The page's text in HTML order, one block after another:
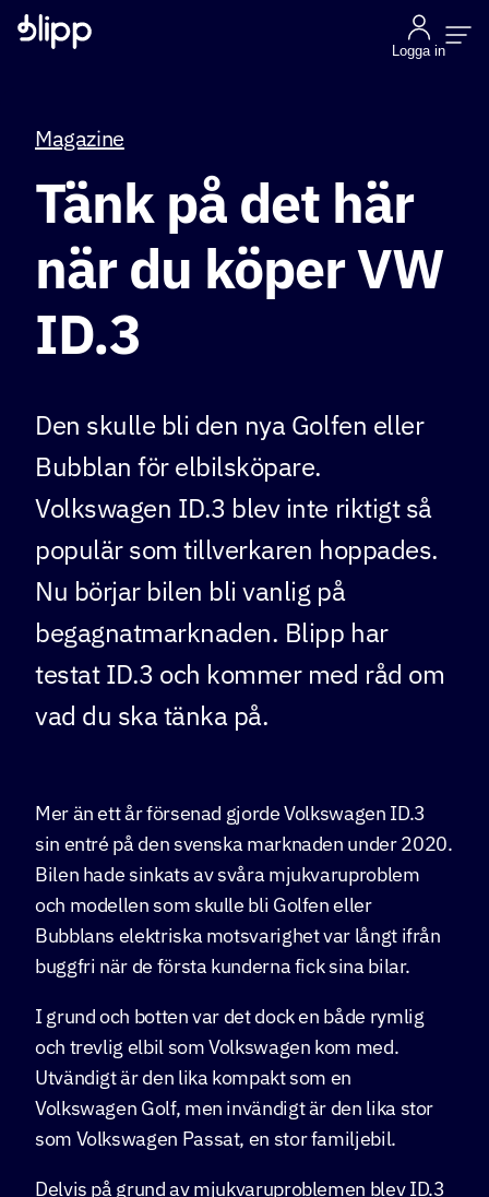
Logga in
Magazine
Tänk på det här
när du köper VW
ID.3
Den skulle bli den nya Golfen eller
Bubblan för elbilsköpare.
Volkswagen ID.3 blev inte riktigt så
populär som tillverkaren hoppades.
Nu börjar bilen bli vanlig på
begagnatmarknaden. Blipp har
testat ID.3 och kommer med råd om
vad du ska tänka på.
Mer än ett år försenad gjorde Volkswagen ID.3
sin entré på den svenska marknaden under 2020.
Bilen hade sinkats av svåra mjukvaruproblem
och modellen som skulle bli Golfen eller
Bubblans elektriska motsvarighet var långt ifrån
buggfri när de första kunderna fick sina bilar.
I grund och botten var det dock en både rymlig
och trevlig elbil som Volkswagen kom med.
Utvändigt är den lika kompakt som en
Volkswagen Golf, men invändigt är den lika stor
som Volkswagen Passat, en stor familjebil.
Delvis på grund av mjukvaruproblemen blev ID.3